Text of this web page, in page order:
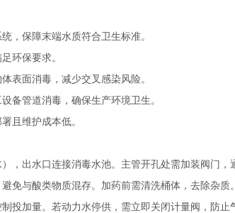
，保障末端水质符合卫生标准。
环保要求。
表面消毒，减少交叉感染风险。
备管道消毒，确保生产环境卫生。
且维护成本低。
，出水口连接消毒水池。主管开孔处需加装阀门，
免与酸类物质混存。加药前需清洗桶体，去除杂质。
投加量。若动力水停供，需立即关闭计量阀，防止